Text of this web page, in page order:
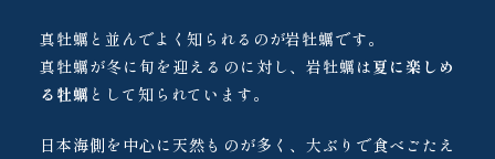
真牡蠣と並んでよく知られるのが岩牡蠣です。
真牡蠣が冬に旬を迎えるのに対し、岩牡蠣は夏に楽しめ
る牡蠣 として知られています。
日本海側を中心に天然ものが多く、大ぶりで食べごたえ